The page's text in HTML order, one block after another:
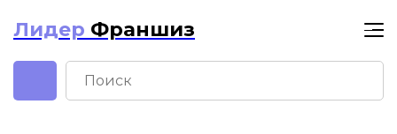
Лидер Франшиз